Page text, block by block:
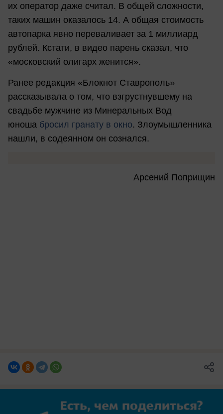
их оператор даже считал. В общей сложности,
таких машин оказалось 14. А общая стоимость
автопарка явно переваливает за 1 миллиард
рублей. Кстати, в видео парень сказал, что
«московский олигарх женится».
Ранее редакция «Блокнот Ставрополь»
рассказывала о том, что взгрустнувшему на
свадьбе мужчине из Минеральных Вод
юноша бросил гранату в окно. Злоумышленника
нашли, в содеянном он сознался.
Арсений Поприщин